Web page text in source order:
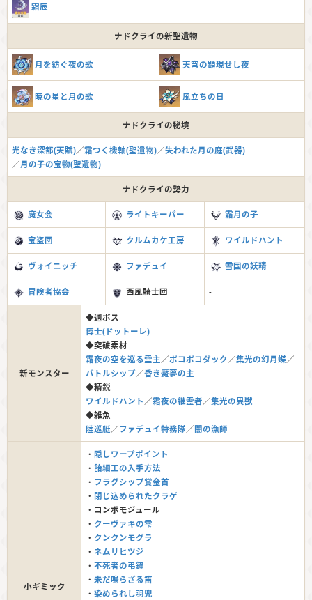
霜辰
ナドクライの新聖遺物
月を紡ぐ夜の歌 天穹の顕現せし夜
暁の星と月の歌 風立ちの日
ナドクライの秘境
光なき深都(天賦)／霜つく機軸(聖遺物)／失われた月の庭(武器)
／月の子の宝物(聖遺物)
ナドクライの勢力
魔女会 ライトキーパー 霜月の子
宝盗団 クルムカケ工房 ワイルドハント
ヴォイニッチ ファデュイ 雪国の妖精
冒険者協会 西風騎士団 -
新モンスター
◆週ボス
博士(ドットーレ)
◆突破素材
霜夜の空を巡る霊主／ボコボコダック／集光の幻月蝶／
バトルシップ／昏き魘夢の主
◆精鋭
ワイルドハント ／霜夜の継霊者／集光の異獣
◆雑魚
陸巡艇／ファデュイ特務隊／ 闇の漁師
小ギミック
・ 隠しワープポイント
・ 飴細工の入手方法
・ フラグシップ賞金首
・ 閉じ込められたクラゲ
・ コンボモジュール
・ クーヴァキの雫
・ クンクンモグラ
・ ネムリヒツジ
・ 不死者の弔鐘
・ 未だ鳴らざる笛
・ 染められし羽兜